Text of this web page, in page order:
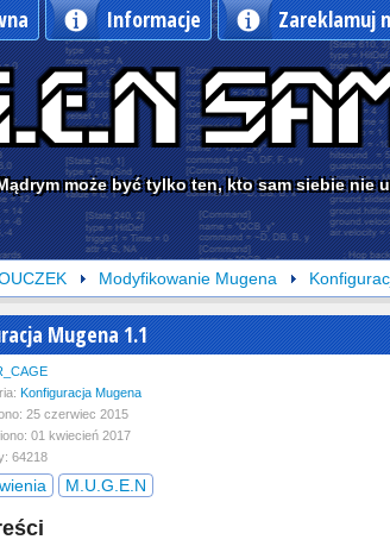
Informacje Zareklamuj
może być tylko ten, kto sam siebie nie
Modyfikowanie Mugena
Mugena 1.1
Konfiguracja Mugena
25 czerwiec 2015
01 kwiecień 2017
64218
M.U.G.E.N